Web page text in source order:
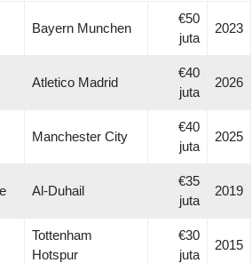
Bayern Munchen
€50
juta
2023
Atletico Madrid
€40
juta
2026
Manchester City
€40
juta
2025
Al-Duhail
€35
juta
2019
Tottenham
Hotspur
€30
juta
2015